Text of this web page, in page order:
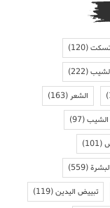
تسكت(120)
الشيب(222)
الشعر(163)
الشيب(97)
(101)
(559)
تبييض اليدين(119)